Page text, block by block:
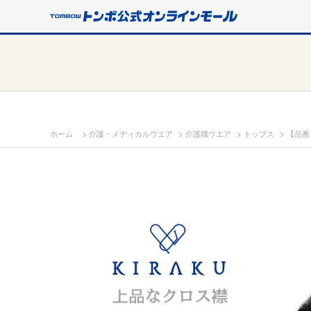
ホーム > 介護・メディカルウエア > 介護職ウエア > トップス > 【品